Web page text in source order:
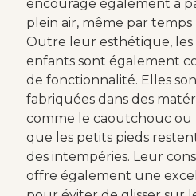
encourage également à
plein air, même par
Outre leur esthétique,
enfants sont également
de fonctionnalité. Elles
fabriquées dans des
comme le caoutchouc ou
que les petits pieds
des intempéries. Leur
offre également une